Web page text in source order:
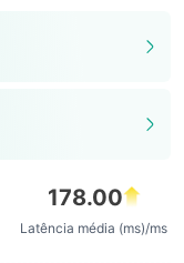
178.00
Latência média (ms)/ms